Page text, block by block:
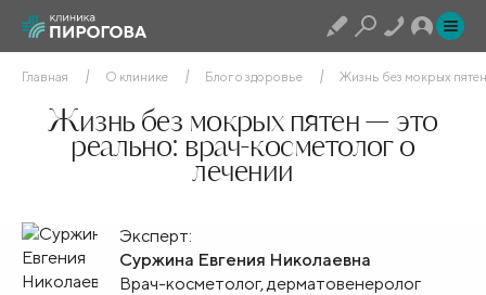
Главная О клинике Блог о здоровье Жизнь без мокрых
Жизнь без мокрых пятен — это
реально: врач-косметолог о
лечении
Эксперт:
Суржина Евгения Николаевна
Врач-косметолог, дерматовенеролог